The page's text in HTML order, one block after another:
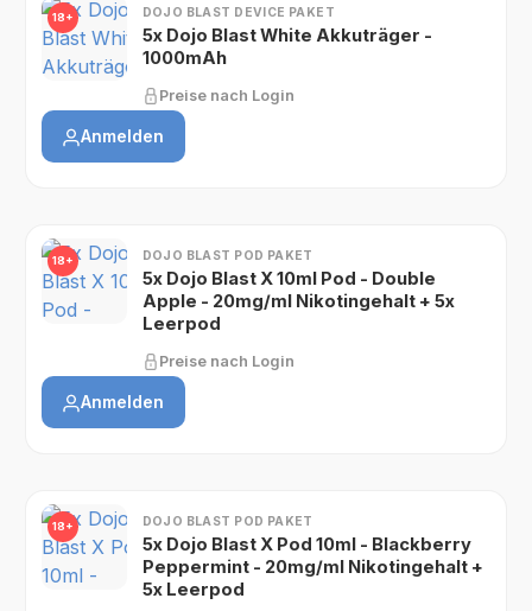
18+ DOJO BLAST DEVICE PAKET
5x Dojo Blast White Akkuträger -
1000mAh
Preise nach Login
Anmelden
18+ DOJO BLAST POD PAKET
5x Dojo Blast X 10ml Pod - Double
Apple - 20mg/ml Nikotingehalt + 5x
Leerpod
Preise nach Login
Anmelden
18+ DOJO BLAST POD PAKET
5x Dojo Blast X Pod 10ml - Blackberry
Peppermint - 20mg/ml Nikotingehalt +
5x Leerpod